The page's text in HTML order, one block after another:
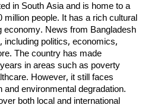
in South Asia and is home to a
people. It has a rich cultural
economy. News from Bangladesh
politics, economics,
The country has made
in areas such as poverty
However, it still faces
environmental degradation.
both local and international